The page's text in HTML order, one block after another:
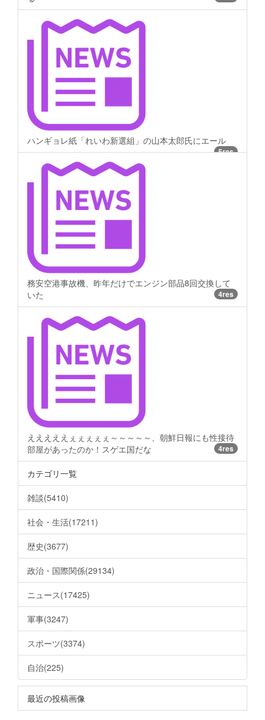
ハンギョレ紙「れいわ新選組」の山本太郎氏にエール
5res
務安空港事故機、昨年だけでエンジン部品8回交換して
いた
4res
えええええぇぇぇぇぇ～～～～～、朝鮮日報にも性接待
部屋があったのか！スゲエ国だな
4res
カテゴリ一覧
雑談(5410)
社会・生活(17211)
歴史(3677)
政治・国際関係(29134)
ニュース(17425)
軍事(3247)
スポーツ(3374)
自治(225)
最近の投稿画像